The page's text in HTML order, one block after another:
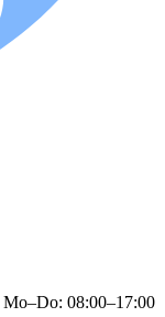
Mo–Do: 08:00–17:00